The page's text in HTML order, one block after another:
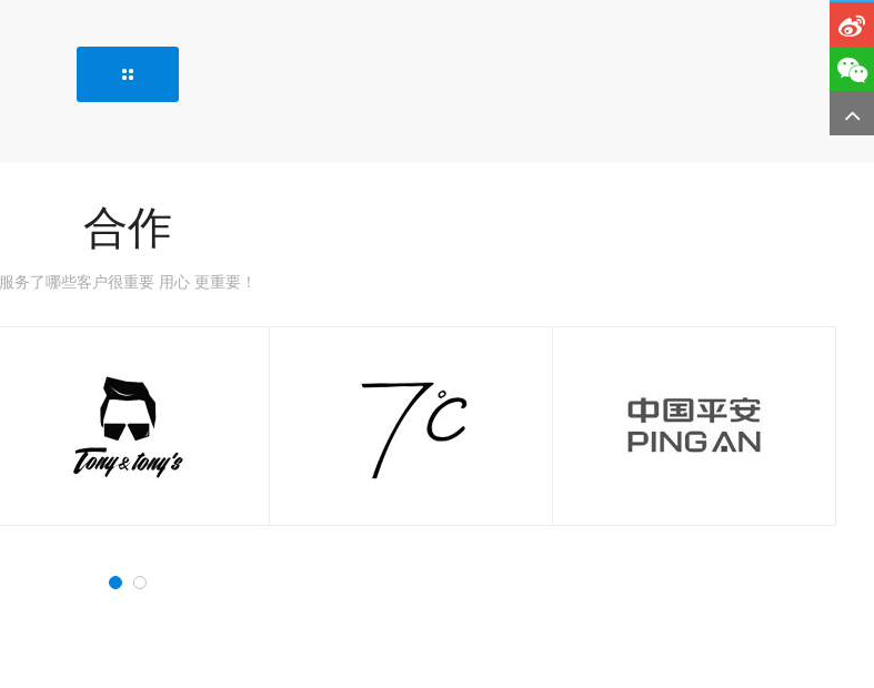
合作
服务了哪些客户很重要 用心 更重要！